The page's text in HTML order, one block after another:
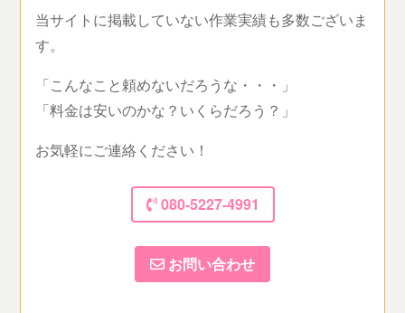
当サイトに掲載していない作業実績も多数ございま
す。
「こんなこと頼めないだろうな・・・」
「料金は安いのかな？いくらだろう？」
お気軽にご連絡ください！
080-5227-4991
お問い合わせ